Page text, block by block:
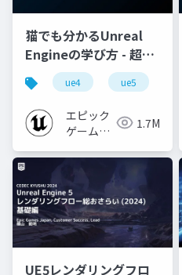
猫でも分かるUnreal
Engineの学び方 - 超初
心者向け編 - 2023 v1.0
ue4 ue5
エピック
ゲームズ
1.7M
UE5レンダリングフロ